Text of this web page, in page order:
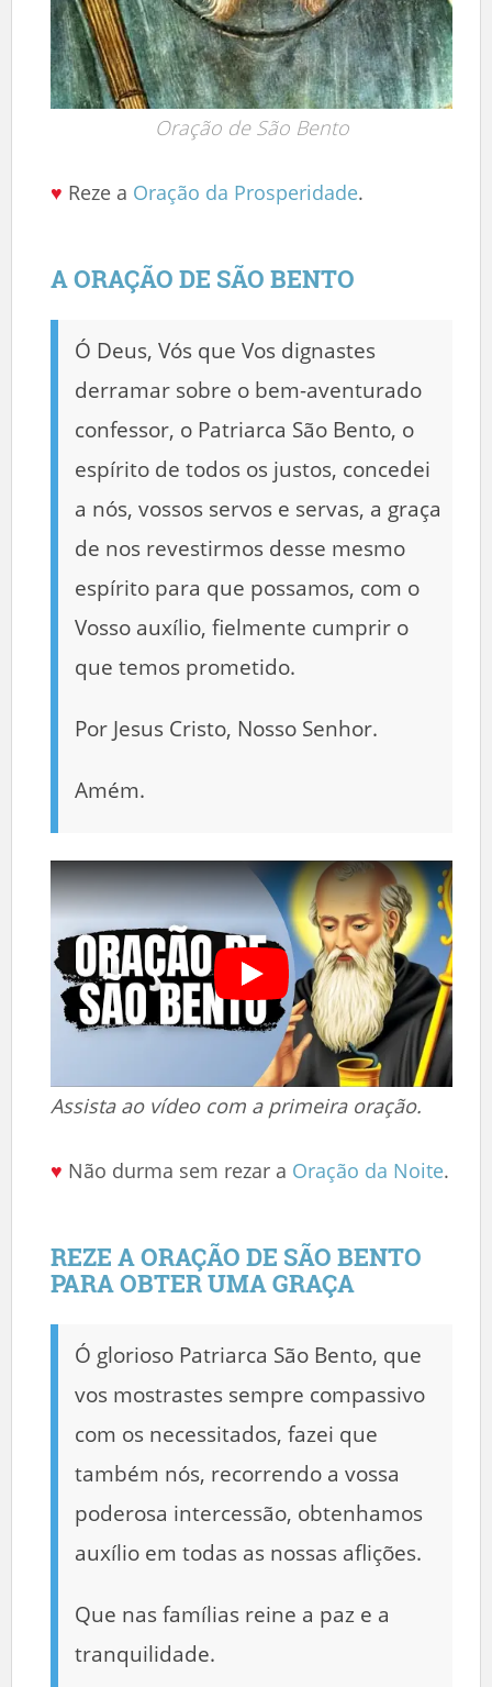
Oração de São Bento
♥ Reze a Oração da Prosperidade.
A ORAÇÃO DE SÃO BENTO
Ó Deus, Vós que Vos dignastes
derramar sobre o bem-aventurado
confessor, o Patriarca São Bento, o
espírito de todos os justos, concedei
a nós, vossos servos e servas, a graça
de nos revestirmos desse mesmo
espírito para que possamos, com o
Vosso auxílio, fielmente cumprir o
que temos prometido.
Por Jesus Cristo, Nosso Senhor.
Amém.
Assista ao vídeo com a primeira oração.
♥ Não durma sem rezar a Oração da Noite.
REZE A ORAÇÃO DE SÃO BENTO
PARA OBTER UMA GRAÇA
Ó glorioso Patriarca São Bento, que
vos mostrastes sempre compassivo
com os necessitados, fazei que
também nós, recorrendo a vossa
poderosa intercessão, obtenhamos
auxílio em todas as nossas aflições.
Que nas famílias reine a paz e a
tranquilidade.